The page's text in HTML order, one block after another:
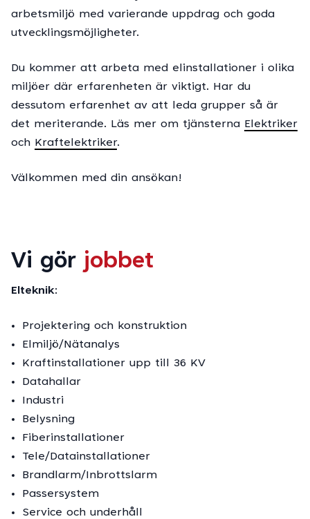
arbetsmiljö med varierande uppdrag och goda
utvecklingsmöjligheter.
Du kommer att arbeta med elinstallationer i olika
miljöer där erfarenheten är viktigt. Har du
dessutom erfarenhet av att leda grupper så är
det meriterande. Läs mer om tjänsterna Elektriker
och Kraftelektriker.
Välkommen med din ansökan!
Vi gör jobbet
Elteknik:
Projektering och konstruktion
Elmiljö/Nätanalys
Kraftinstallationer upp till 36 KV
Datahallar
Industri
Belysning
Fiberinstallationer
Tele/Datainstallationer
Brandlarm/Inbrottslarm
Passersystem
Service och underhåll